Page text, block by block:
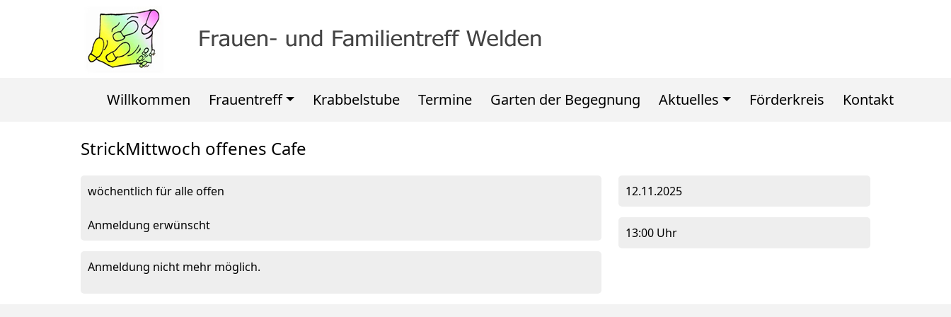
Willkommen Frauentreff Krabbelstube Termine Garten der Begegnung Aktuelles Förderkreis Kontakt
StrickMittwoch offenes Cafe
wöchentlich für alle offen
Anmeldung erwünscht
Anmeldung nicht mehr möglich.
12.11.2025
13:00 Uhr